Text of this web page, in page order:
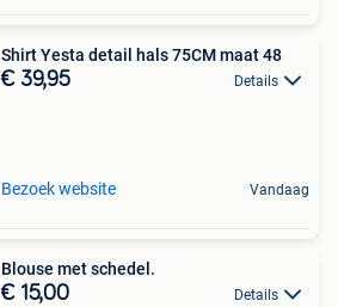
Shirt Yesta detail hals 75CM maat 48
€ 39,95 Details
Bezoek website Vandaag
Blouse met schedel.
€ 15,00 Details